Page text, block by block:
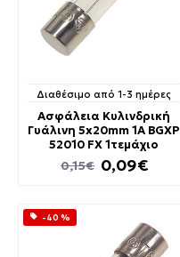
Διαθέσιμο από 1-3 ημέρες
Ασφάλεια Κυλινδρική
Γυάλινη 5x20mm 1A BGXP
52010 FX 1τεμάχιο
0,09€
0,15€
-40 %